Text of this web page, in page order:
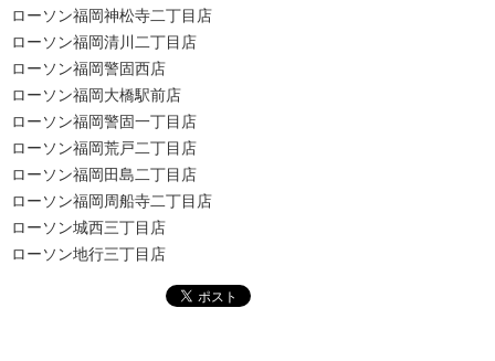
ローソン福岡神松寺二丁目店
ローソン福岡清川二丁目店
ローソン福岡警固西店
ローソン福岡大橋駅前店
ローソン福岡警固一丁目店
ローソン福岡荒戸二丁目店
ローソン福岡田島二丁目店
ローソン福岡周船寺二丁目店
ローソン城西三丁目店
ローソン地行三丁目店